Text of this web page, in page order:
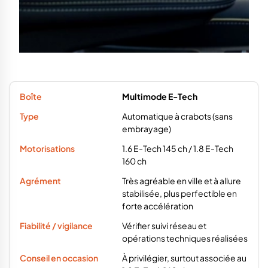
Multimode E-Tech
Automatique à crabots (sans
embrayage)
1.6 E-Tech 145 ch / 1.8 E-Tech
160 ch
Très agréable en ville et à allure
stabilisée, plus perfectible en
forte accélération
Vérifier suivi réseau et
opérations techniques réalisées
À privilégier, surtout associée au